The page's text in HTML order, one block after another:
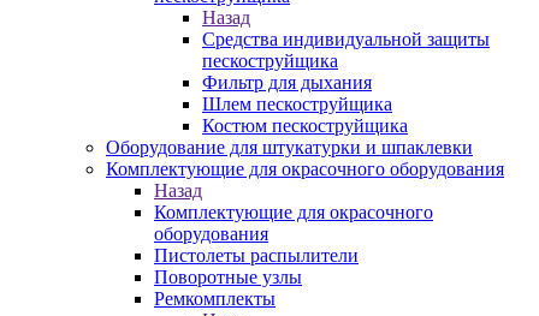
Назад
Средства индивидуальной защиты
пескоструйщика
Фильтр для дыхания
Шлем пескоструйщика
Костюм пескоструйщика
Оборудование для штукатурки и шпаклевки
Комплектующие для окрасочного оборудования
Назад
Комплектующие для окрасочного
оборудования
Пистолеты распылители
Поворотные узлы
Ремкомплекты